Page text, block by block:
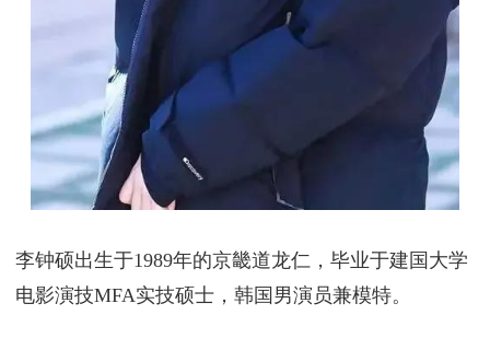
李钟硕出生于1989年的京畿道龙仁，毕业于建国大学
电影演技MFA实技硕士，韩国男演员兼模特。